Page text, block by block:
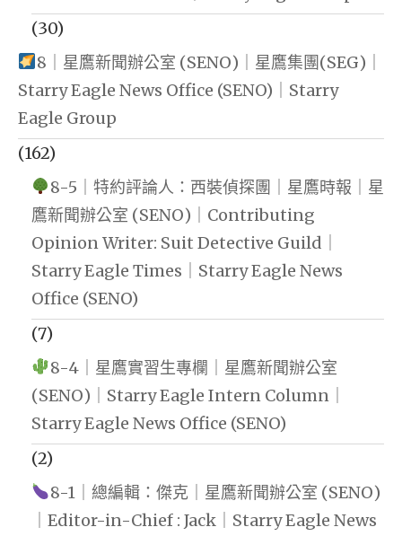
(30)
8｜星鷹新聞辦公室 (SENO)｜星鷹集團(SEG)｜
Starry Eagle News Office (SENO)｜Starry
Eagle Group
(162)
8-5｜特約評論人：西裝偵探團｜星鷹時報｜星
鷹新聞辦公室 (SENO)｜Contributing
Opinion Writer: Suit Detective Guild｜
Starry Eagle Times｜Starry Eagle News
Office (SENO)
(7)
8-4｜星鷹實習生專欄｜星鷹新聞辦公室
(SENO)｜Starry Eagle Intern Column｜
Starry Eagle News Office (SENO)
(2)
8-1｜總編輯：傑克｜星鷹新聞辦公室 (SENO)
｜Editor-in-Chief : Jack｜Starry Eagle News